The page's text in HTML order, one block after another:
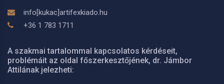
info[kukac]artifexkiado.hu
+36 1 783 1711
A szakmai tartalommal kapcsolatos kérdéseit,
problémáit az oldal főszerkesztőjének, dr. Jámbor
Attilának jelezheti: